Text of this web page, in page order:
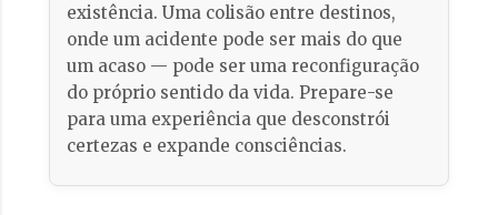
existência. Uma colisão entre destinos,
onde um acidente pode ser mais do que
um acaso — pode ser uma reconfiguração
do próprio sentido da vida. Prepare-se
para uma experiência que desconstrói
certezas e expande consciências.